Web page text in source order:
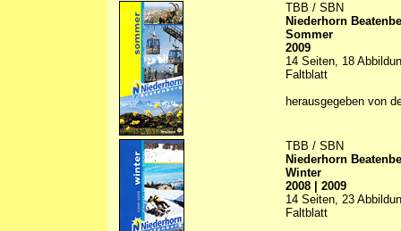
TBB / SBN
Niederhorn
Sommer
2009
14 Seiten, 18
Faltblatt
herausgegeben von
TBB / SBN
Niederhorn
Winter
2008 | 2009
14 Seiten, 23
Faltblatt